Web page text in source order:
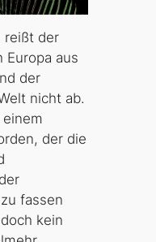
reißt der
Europa aus
der
nicht ab.
der die
fassen
kein